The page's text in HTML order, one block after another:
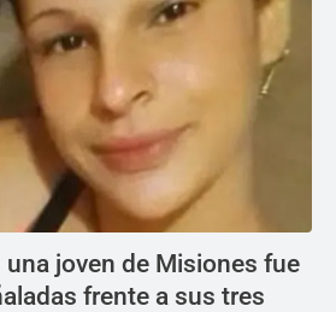
una joven de Misiones fue
frente a sus tres